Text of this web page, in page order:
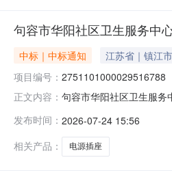
句容市华阳社区卫生服务中
中标｜中标通知 江苏省｜镇江
项目编号： 2751101000029516788
正文内容： 句容市华阳社区卫生服
码:321183项目所在行政
发布时间： 2026-07-24 15:56
相关产品：
电源插座